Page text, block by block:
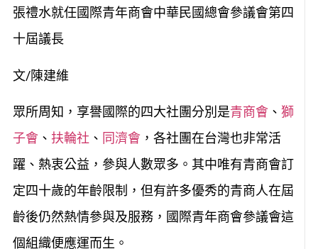
張禮水就任國際青年商會中華民國總會參議會第四
十屆議長
文/陳建維
眾所周知，享譽國際的四大社團分別是青商會 、 獅
子會 、 扶輪社 、 同濟會 ，各社團在台灣也非常活
躍、熱衷公益，參與人數眾多。其中唯有青商會訂
定四十歲的年齡限制，但有許多優秀的青商人在屆
齡後仍然熱情參與及服務，國際青年商會參議會這
個組織便應運而生。